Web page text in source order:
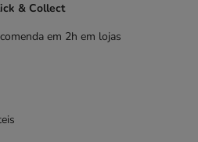
& Collect
em 2h em lojas